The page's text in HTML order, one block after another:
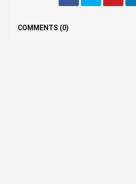
COMMENTS (0)